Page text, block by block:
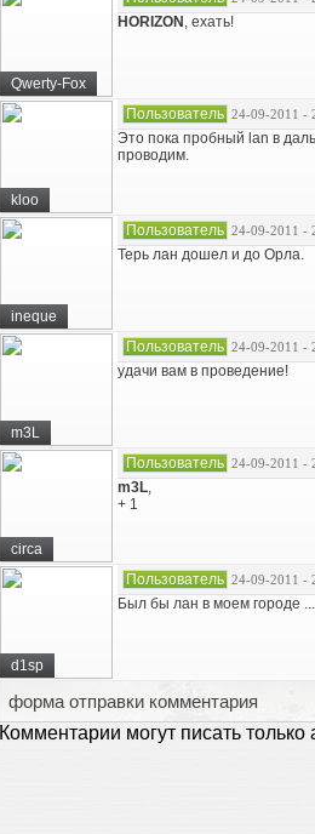
Qwerty-Fox
HORIZON , ехать!
kloo
Пользователь 24-09-2011 -
Это пока пробный lan в
проводим.
ineque
Пользователь 24-09-2011 -
Терь лан дошел и до Орла.
m3L
Пользователь 24-09-2011 -
удачи вам в проведение!
circa
Пользователь 24-09-2011 -
m3L,
+ 1
d1sp
Пользователь 24-09-2011 -
Был бы лан в моем городе ...
форма отправки комментария
Комментарии могут писать